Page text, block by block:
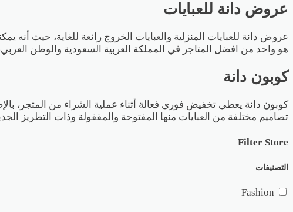
عروض دانة للعبايات
عروض دانة للعبايات المنزلية والعبايات الخروج رائعة للغاية، حيث أنه
هو واحد من افضل المتاجر في المملكة العربية السعودية والوطن
كوبون دانة
كوبون دانة يعطي تخفيض فوري فعالة أثناء عملية الشراء من المتجر،
تصاميم مختلفة من العبايات منها المفتوحة والمقفولة وذات التطريز
Filter Store
التصنيفات
Fashion